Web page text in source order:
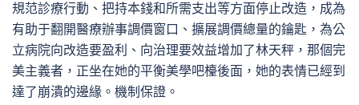
規范診療行動、把持本錢和所需支出等方面停止改造，成為
有助于翻開醫療辦事調價窗口、擴展調價總量的鑰匙，為公
立病院向改造要盈利、向治理要效益增加了林天秤，那個完
美主義者，正坐在她的平衡美學吧檯後面，她的表情已經到
達了崩潰的邊緣。機制保證。